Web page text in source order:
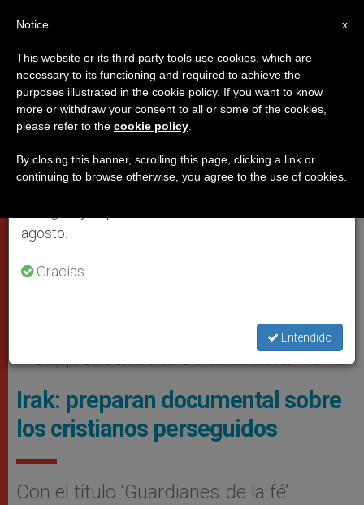
PAPAS
El Equipo Que Grabó El Documental 'Guardianes De La Fe', En Irak
Irak: preparan documental sobre
los cristianos perseguidos
Con el título ‘Guardianes de la fé’
×
Aviso importante
Del 27 de julio al 7 de agosto haremos la pausa
anual, aprovechando que en el periodo de verano
se generan menos informaciones y también el
agosto.
Gracias.
Entendido
x
Notice
This website or its third party tools use cookies, which are
necessary to its functioning and required to achieve the
purposes illustrated in the cookie policy. If you want to know
more or withdraw your consent to all or some of the cookies,
please refer to the cookie policy
By closing this banner, scrolling this page, clicking a link or
continuing to browse otherwise, you agree to the use of cookies.